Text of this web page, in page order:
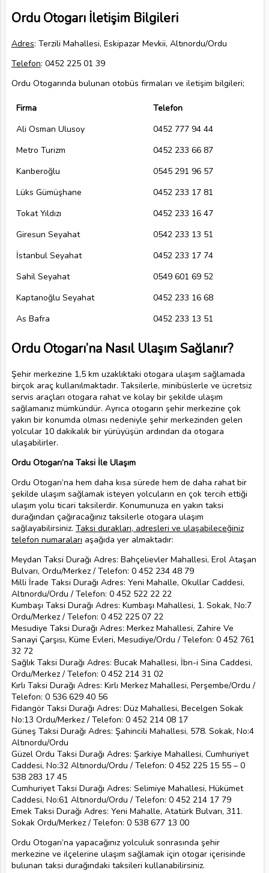
Ordu Otogarı İletişim Bilgileri
Adres: Terzili Mahallesi, Eskipazar Mevkii, Altınordu/Ordu
Telefon: 0452 225 01 39
Ordu Otogarında bulunan otobüs firmaları ve iletişim bilgileri;
Firma
Telefon
Ali Osman Ulusoy
0452 777 94 44
Metro Turizm
0452 233 66 87
Kanberoğlu
0545 291 96 57
Lüks Gümüşhane
0452 233 17 81
Tokat Yıldızı
0452 233 16 47
Giresun Seyahat
0542 233 13 51
İstanbul Seyahat
0452 233 17 74
Sahil Seyahat
0549 601 69 52
Kaptanoğlu Seyahat
0452 233 16 68
As Bafra
0452 233 13 51
Ordu Otogarı’na Nasıl Ulaşım Sağlanır?
Şehir merkezine 1,5 km uzaklıktaki otogara ulaşım sağlamada
birçok araç kullanılmaktadır. Taksilerle, minibüslerle ve ücretsiz
servis araçları otogara rahat ve kolay bir şekilde ulaşım
sağlamanız mümkündür. Ayrıca otogarın şehir merkezine çok
yakın bir konumda olması nedeniyle şehir merkezinden gelen
yolcular 10 dakikalık bir yürüyüşün ardından da otogara
ulaşabilirler.
Ordu Otogarı’na Taksi İle Ulaşım
Ordu Otogarı’na hem daha kısa sürede hem de daha rahat bir
şekilde ulaşım sağlamak isteyen yolcuların en çok tercih ettiği
ulaşım yolu ticari taksilerdir. Konumunuza en yakın taksi
durağından çağıracağınız taksilerle otogara ulaşım
sağlayabilirsiniz. Taksi durakları, adresleri ve ulaşabileceğiniz
telefon numaraları aşağıda yer almaktadır:
Meydan Taksi Durağı Adres: Bahçelievler Mahallesi, Erol Ataşan
Bulvarı, Ordu/Merkez / Telefon: 0 452 234 48 79
Milli İrade Taksi Durağı Adres: Yeni Mahalle, Okullar Caddesi,
Altınordu/Ordu / Telefon: 0 452 522 22 22
Kumbaşı Taksi Durağı Adres: Kumbaşı Mahallesi, 1. Sokak, No:7
Ordu/Merkez / Telefon: 0 452 225 07 22
Mesudiye Taksi Durağı Adres: Merkez Mahallesi, Zahire Ve
Sanayi Çarşısı, Küme Evleri, Mesudiye/Ordu / Telefon: 0 452 761
32 72
Sağlık Taksi Durağı Adres: Bucak Mahallesi, İbn-i Sina Caddesi,
Ordu/Merkez / Telefon: 0 452 214 31 02
Kırlı Taksi Durağı Adres: Kırlı Merkez Mahallesi, Perşembe/Ordu /
Telefon: 0 536 629 40 56
Fidangör Taksi Durağı Adres: Düz Mahallesi, Becelgen Sokak
No:13 Ordu/Merkez / Telefon: 0 452 214 08 17
Güneş Taksi Durağı Adres: Şahincili Mahallesi, 578. Sokak, No:4
Altınordu/Ordu
Güzel Ordu Taksi Durağı Adres: Şarkiye Mahallesi, Cumhuriyet
Caddesi, No:32 Altınordu/Ordu / Telefon: 0 452 225 15 55 – 0
538 283 17 45
Cumhuriyet Taksi Durağı Adres: Selimiye Mahallesi, Hükümet
Caddesi, No:61 Altınordu/Ordu / Telefon: 0 452 214 17 79
Emek Taksi Durağı Adres: Yeni Mahalle, Atatürk Bulvarı, 311.
Sokak Ordu/Merkez / Telefon: 0 538 677 13 00
Ordu Otogarı’na yapacağınız yolculuk sonrasında şehir
merkezine ve ilçelerine ulaşım sağlamak için otogar içerisinde
bulunan taksi durağındaki taksileri kullanabilirsiniz.